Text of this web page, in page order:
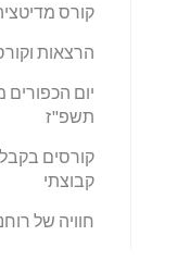
קורס
הרצאות
יום הכפורים
תשפ"ז
קבוצתי
חוויה של